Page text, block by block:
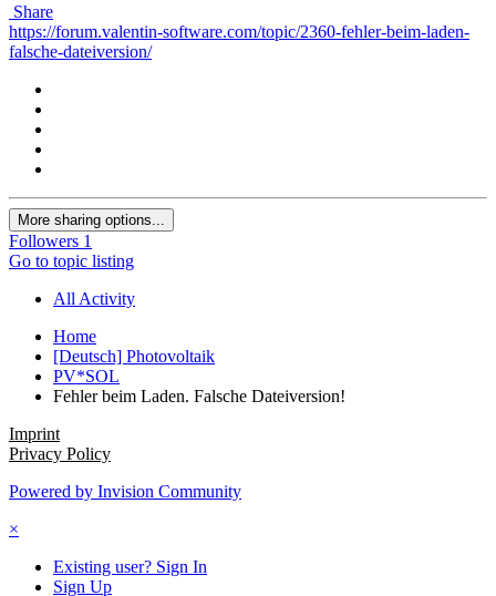
Share
https://forum.valentin-software.com/topic/2360-fehler-beim-laden-
falsche-dateiversion/
More sharing options...
Followers 1
Go to topic listing
All Activity
Home
[Deutsch] Photovoltaik
PV*SOL
Fehler beim Laden. Falsche Dateiversion!
Imprint
Privacy Policy
Powered by Invision Community
×
Existing user? Sign In
Sign Up